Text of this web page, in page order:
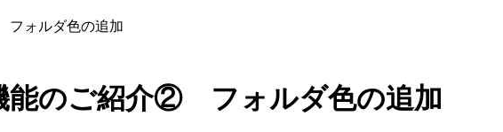
セキュリティ対策 新規開業おまかせセット
ォルダ色の追加
のご紹介② フォルダ色の追加